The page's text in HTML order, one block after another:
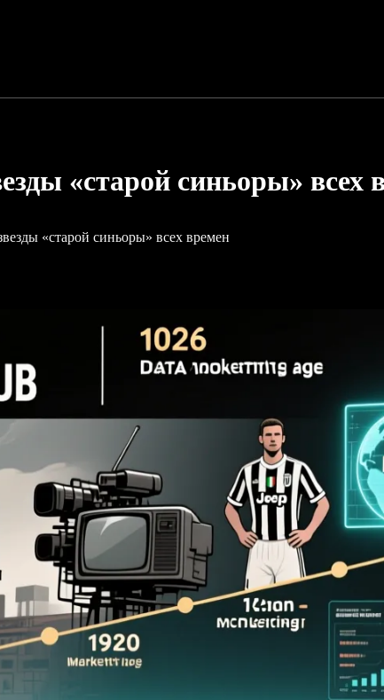
«старой синьоры» всех
«старой синьоры» всех времен